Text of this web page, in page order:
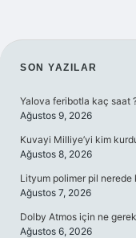
SON YAZILAR
Yalova feribotla kaç saat
Ağustos 9, 2026
Kuvayi Milliye’yi kim
Ağustos 8, 2026
Lityum polimer pil nerede
Ağustos 7, 2026
Dolby Atmos için ne
Ağustos 6, 2026